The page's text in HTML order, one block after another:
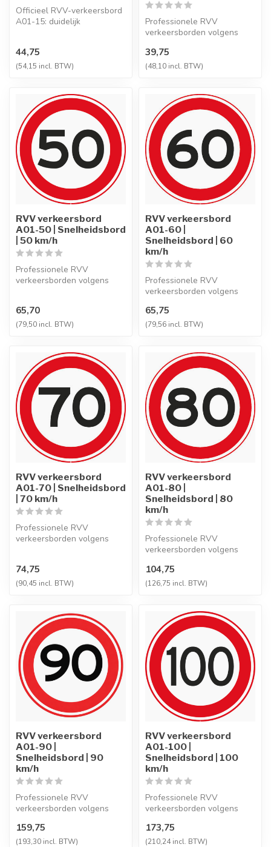
Officieel RVV-verkeersbord
A01-15: duidelijk
44,75
(54,15 incl. BTW)
Professionele RVV
verkeersborden volgens
vervaardigd uit hoogwaa...
39,75
(48,10 incl. BTW)
RVV verkeersbord
A01-50 | Snelheidsbord
| 50 km/h
Professionele RVV
verkeersborden volgens
65,70
(79,50 incl. BTW)
RVV verkeersbord
A01-60 |
Snelheidsbord | 60
km/h
Professionele RVV
verkeersborden volgens
vervaardigd uit hoogwaa...
65,75
(79,56 incl. BTW)
RVV verkeersbord
A01-70 | Snelheidsbord
| 70 km/h
Professionele RVV
verkeersborden volgens
74,75
(90,45 incl. BTW)
RVV verkeersbord
A01-80 |
Snelheidsbord | 80
km/h
Professionele RVV
verkeersborden volgens
vervaardigd uit hoogwaa...
104,75
(126,75 incl. BTW)
RVV verkeersbord
A01-90 |
Snelheidsbord | 90
km/h
Professionele RVV
verkeersborden volgens
vervaardigd uit hoogwaa...
159,75
(193,30 incl. BTW)
RVV verkeersbord
A01-100 |
Snelheidsbord | 100
km/h
Professionele RVV
verkeersborden volgens
vervaardigd uit hoogwaa...
173,75
(210,24 incl. BTW)